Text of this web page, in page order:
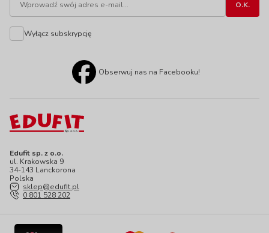
Edufit sp. z o.o.
ul. Krakowska 9
34-143 Lanckorona
Polska
sklep@edufit.pl
0 801 528 202
Wyłącz subskrypcję
Obserwuj nas na Facebooku!